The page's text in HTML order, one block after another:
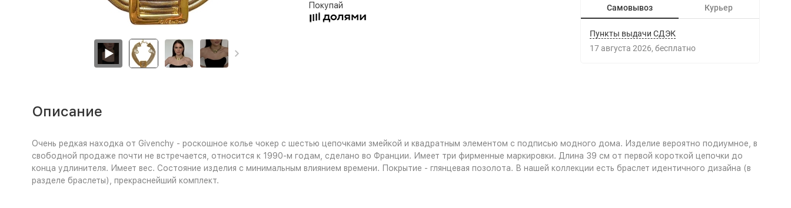
Покупай Самовывоз Курьер
Пункты выдачи СДЭК
17 августа 2026
Бесплатно
Описание
Очень редкая находка от Givenchy - роскошное колье чокер с шестью цепочками змейкой и квадратным элементом с подписью модного дома. Изделие вероятно подиумное, в
свободной продаже почти не встречается, относится к 1990-м годам, сделано во Франции. Имеет три фирменные маркировки. Длина 39 см от первой короткой цепочки до
конца удлинителя. Имеет вес. Состояние изделия с минимальным влиянием времени. Покрытие - глянцевая позолота. В нашей коллекции есть браслет идентичного дизайна (в
разделе браслеты), прекраснейший комплект.